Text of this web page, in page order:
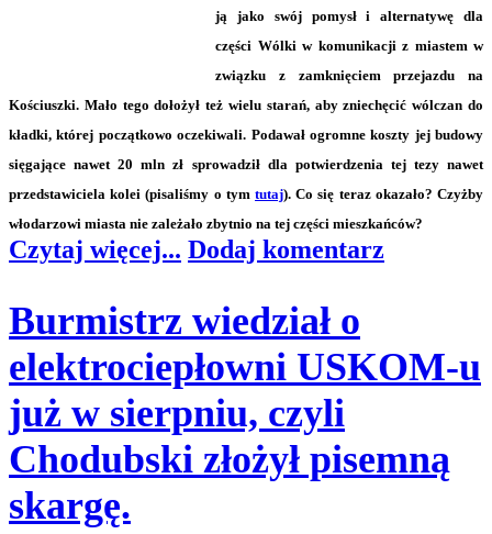
ją jako swój pomysł i alternatywę dla
części Wólki w komunikacji z miastem w
związku z zamknięciem przejazdu na
Kościuszki. Mało tego dołożył też wielu starań, aby zniechęcić wólczan do
kładki, której początkowo oczekiwali. Podawał ogromne koszty jej budowy
sięgające nawet 20 mln zł sprowadził dla potwierdzenia tej tezy nawet
przedstawiciela kolei (pisaliśmy o tym tutaj). Co się teraz okazało? Czyżby
włodarzowi miasta nie zależało zbytnio na tej części mieszkańców?
Czytaj więcej... Dodaj komentarz
Burmistrz wiedział o
elektrociepłowni USKOM-u
już w sierpniu, czyli
Chodubski złożył pisemną
skargę.